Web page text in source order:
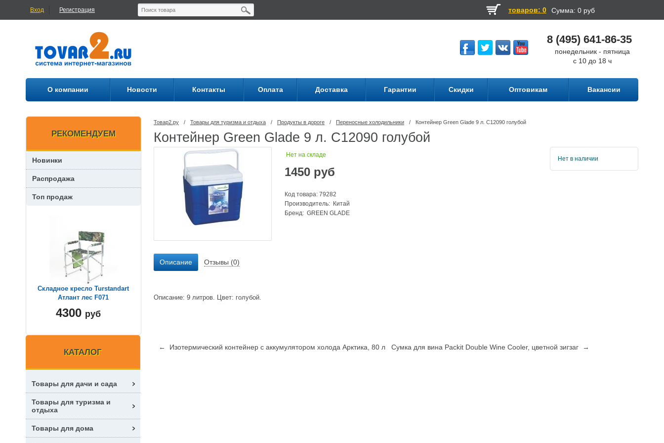
Вход Регистрация товаров: 0 Сумма: 0 руб
8 (495) 641-86-35
понедельник - пятница
с 10 до 18 ч
О компании Новости Контакты Оплата Доставка Гарантии Скидки Оптовикам Вакансии
Товар2.ру / Товары для туризма и отдыха / Продукты в дороге / Переносные холодильники / Контейнер Green Glade 9 л. С12090 голубой
Контейнер Green Glade 9 л. С12090 голубой
Нет на складе
1450 руб
Код товара: 79282
Производитель: Китай
Бренд:GREEN GLADE
Нет в наличии
Описание Отзывы (0)
Описание: 9 литров. Цвет: голубой.
← Изотермический контейнер с аккумулятором холода Арктика, 80 л Сумка для вина Packit Double Wine Cooler, цветной зигзаг →
РЕКОМЕНДУЕМ
Новинки
Распродажа
Топ продаж
Складное кресло Turstandart
Атлант лес F071
4300 руб
КАТАЛОГ
Товары для дачи и сада
Товары для туризма и
отдыха
Товары для дома